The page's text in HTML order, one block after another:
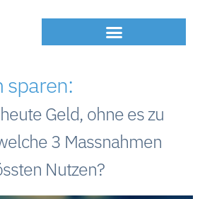
sparen:
Geld, ohne es zu
3 Massnahmen
Nutzen?